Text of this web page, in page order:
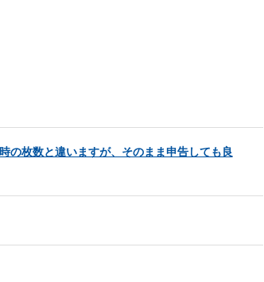
の枚数と違いますが、そのまま申告しても良